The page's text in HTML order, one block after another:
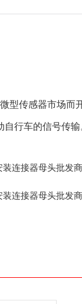
型传感器市场而
行车的信号传输